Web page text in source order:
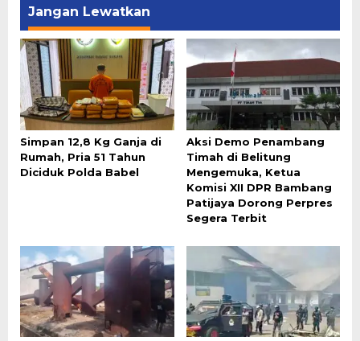
Jangan Lewatkan
Simpan 12,8 Kg Ganja di
Rumah, Pria 51 Tahun
Diciduk Polda Babel
Aksi Demo Penambang
Timah di Belitung
Mengemuka, Ketua
Komisi XII DPR Bambang
Patijaya Dorong Perpres
Segera Terbit